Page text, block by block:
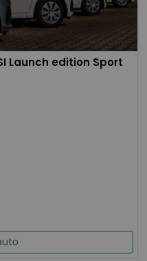
Launch edition Sport